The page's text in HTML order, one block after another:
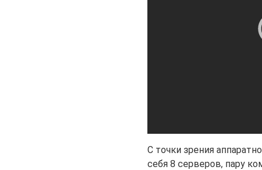
С точки зрения
себя 8 серверов, пару